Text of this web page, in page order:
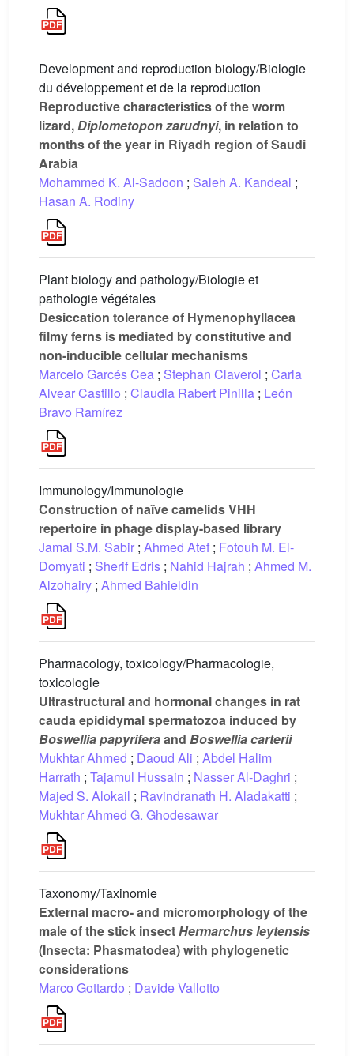
Development and reproduction biology/Biologie
du développement et de la reproduction
Reproductive characteristics of the worm
lizard,Diplometopon zarudnyi, in relation to
months of the year in Riyadh region of Saudi
Arabia
Mohammed K. Al-Sadoon ; Saleh A. Kandeal ;
Hasan A. Rodiny
Plant biology and pathology/Biologie et
pathologie végétales
Desiccation tolerance of Hymenophyllacea
filmy ferns is mediated by constitutive and
non-inducible cellular mechanisms
Marcelo Garcés Cea ; Stephan Claverol ; Carla
Alvear Castillo ; Claudia Rabert Pinilla ; León
Bravo Ramírez
Immunology/Immunologie
Construction of naïve camelids VHH
repertoire in phage display-based library
Jamal S.M. Sabir ; Ahmed Atef ; Fotouh M. El-
Domyati ; Sherif Edris ; Nahid Hajrah ; Ahmed M.
Alzohairy ; Ahmed Bahieldin
Pharmacology, toxicology/Pharmacologie,
toxicologie
Ultrastructural and hormonal changes in rat
cauda epididymal spermatozoa induced by
Boswellia papyriferaand Boswellia carterii
Mukhtar Ahmed ; Daoud Ali ; Abdel Halim
Harrath ; Tajamul Hussain ; Nasser Al-Daghri ;
Majed S. Alokail ; Ravindranath H. Aladakatti ;
Mukhtar Ahmed G. Ghodesawar
Taxonomy/Taxinomie
External macro- and micromorphology of the
male of the stick insectHermarchus leytensis
(Insecta: Phasmatodea) with phylogenetic
considerations
Marco Gottardo ; Davide Vallotto